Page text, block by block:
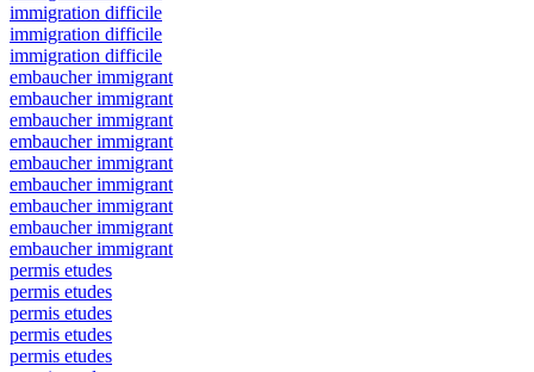
immigration difficile
immigration difficile
immigration difficile
embaucher immigrant
embaucher immigrant
embaucher immigrant
embaucher immigrant
embaucher immigrant
embaucher immigrant
embaucher immigrant
embaucher immigrant
embaucher immigrant
permis etudes
permis etudes
permis etudes
permis etudes
permis etudes